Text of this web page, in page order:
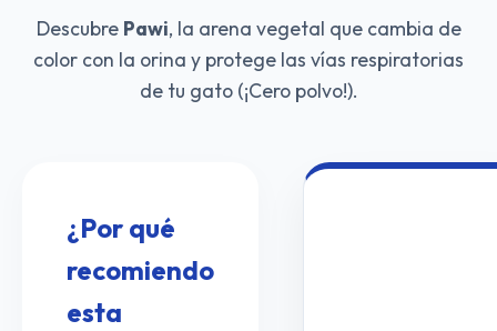
Descubre Pawi, la arena vegetal que cambia de
color con la orina y protege las vías respiratorias
de tu gato (¡Cero polvo!).
¿Por qué
recomiendo
esta